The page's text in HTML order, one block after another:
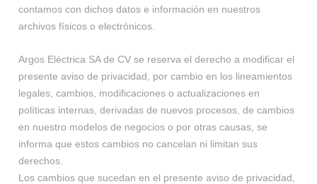
contamos con dichos datos e información en nuestros
archivos físicos o electrónicos.
Argos Eléctrica SA de CV se reserva el derecho a modificar el
presente aviso de privacidad, por cambio en los lineamientos
legales, cambios, modificaciones o actualizaciones en
políticas internas, derivadas de nuevos procesos, de cambios
en nuestro modelos de negocios o por otras causas, se
informa que estos cambios no cancelan ni limitan sus
derechos.
Los cambios que sucedan en el presente aviso de privacidad,